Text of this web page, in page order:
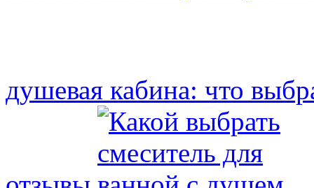
душевая кабина: что